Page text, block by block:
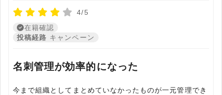
4/5
在籍確認
投稿経路 キャンペーン
名刺管理が効率的になった
今まで組織としてまとめていなかったものが一元管理でき